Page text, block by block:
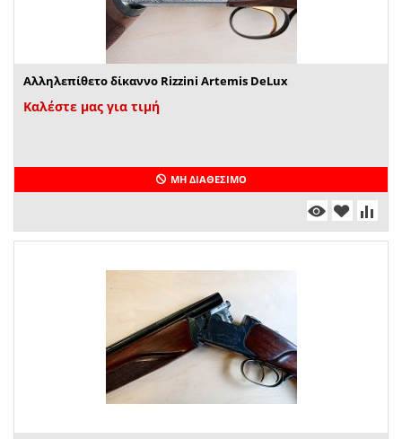
Αλληλεπίθετο δίκαννο Rizzini Artemis DeLux
Καλέστε μας για τιμή
ΜΗ ΔΙΑΘΈΣΙΜΟ